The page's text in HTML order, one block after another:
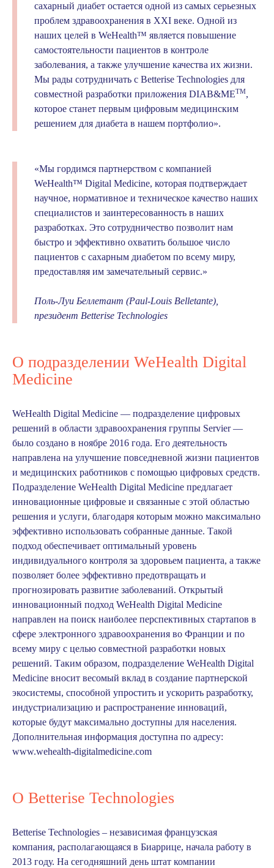
сахарный диабет остается одной из самых серьезных
проблем здравоохранения в XXI веке. Одной из
наших целей в WeHealth™ является повышение
самостоятельности пациентов в контроле
заболевания, а также улучшение качества их жизни.
Мы рады сотрудничать с Betterise Technologies для
совместной разработки приложения DIAB&METM,
которое станет первым цифровым медицинским
решением для диабета в нашем портфолио».
«Мы гордимся партнерством с компанией
WeHealth™ Digital Medicine, которая подтверждает
научное, нормативное и техническое качество наших
специалистов и заинтересованность в наших
разработках. Это сотрудничество позволит нам
быстро и эффективно охватить большое число
пациентов с сахарным диабетом по всему миру,
предоставляя им замечательный сервис.»
Поль-Луи Беллетант (Paul-Louis Belletante),
президент Betterise Technologies
О подразделении WeHealth Digital
Medicine
WeHealth Digital Medicine — подразделение цифровых
решений в области здравоохранения группы Servier —
было создано в ноябре 2016 года. Его деятельность
направлена на улучшение повседневной жизни пациентов
и медицинских работников с помощью цифровых средств.
Подразделение WeHealth Digital Medicine предлагает
инновационные цифровые и связанные с этой областью
решения и услуги, благодаря которым можно максимально
эффективно использовать собранные данные. Такой
подход обеспечивает оптимальный уровень
индивидуального контроля за здоровьем пациента, а также
позволяет более эффективно предотвращать и
прогнозировать развитие заболеваний. Открытый
инновационный подход WeHealth Digital Medicine
направлен на поиск наиболее перспективных стартапов в
сфере электронного здравоохранения во Франции и по
всему миру с целью совместной разработки новых
решений. Таким образом, подразделение WeHealth Digital
Medicine вносит весомый вклад в создание партнерской
экосистемы, способной упростить и ускорить разработку,
индустриализацию и распространение инноваций,
которые будут максимально доступны для населения.
Дополнительная информация доступна по адресу:
www.wehealth-digitalmedicine.com
О Betterise Technologies
Betterise Technologies – независимая французская
компания, располагающаяся в Биаррице, начала работу в
2013 году. На сегодняшний день штат компании